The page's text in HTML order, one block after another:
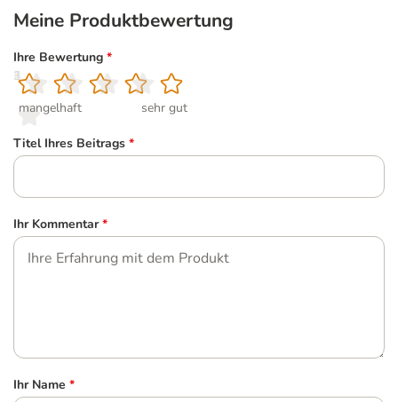
Meine Produktbewertung
Ihre Bewertung *
1
mangelhaft
2
3
4
5
sehr gut
Titel Ihres Beitrags *
Ihr Kommentar *
Ihr Name *